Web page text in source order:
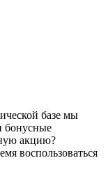
базе мы
бонусные
акцию?
воспользоваться